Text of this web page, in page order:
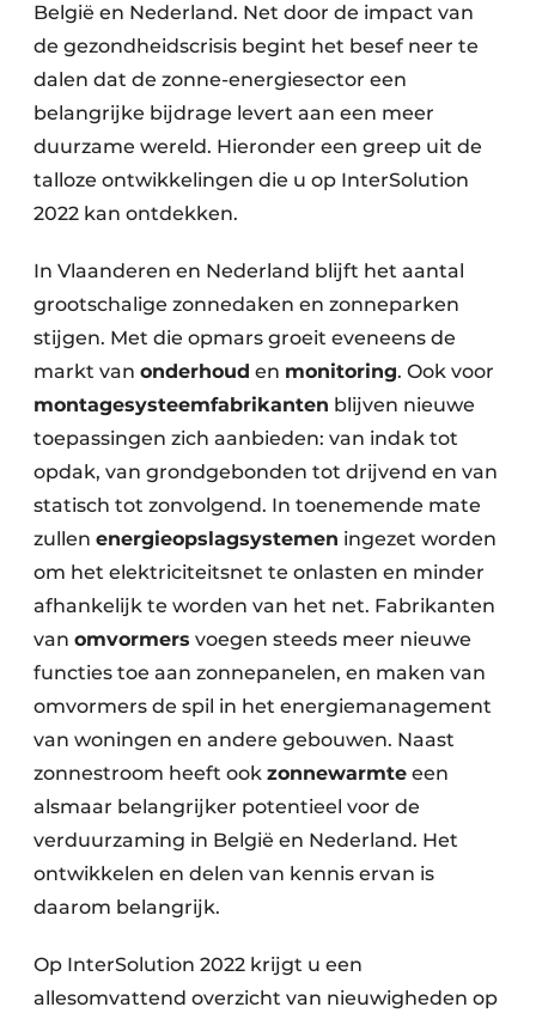
België en Nederland. Net door de impact van
de gezondheidscrisis begint het besef neer te
dalen dat de zonne-energiesector een
belangrijke bijdrage levert aan een meer
duurzame wereld. Hieronder een greep uit de
talloze ontwikkelingen die u op InterSolution
2022 kan ontdekken.
In Vlaanderen en Nederland blijft het aantal
grootschalige zonnedaken en zonneparken
stijgen. Met die opmars groeit eveneens de
markt van onderhoud en monitoring. Ook voor
montagesysteemfabrikanten blijven nieuwe
toepassingen zich aanbieden: van indak tot
opdak, van grondgebonden tot drijvend en van
statisch tot zonvolgend. In toenemende mate
zullen energieopslagsystemen ingezet worden
om het elektriciteitsnet te onlasten en minder
afhankelijk te worden van het net. Fabrikanten
van omvormers voegen steeds meer nieuwe
functies toe aan zonnepanelen, en maken van
omvormers de spil in het energiemanagement
van woningen en andere gebouwen. Naast
zonnestroom heeft ook zonnewarmte een
alsmaar belangrijker potentieel voor de
verduurzaming in België en Nederland. Het
ontwikkelen en delen van kennis ervan is
daarom belangrijk.
Op InterSolution 2022 krijgt u een
allesomvattend overzicht van nieuwigheden op